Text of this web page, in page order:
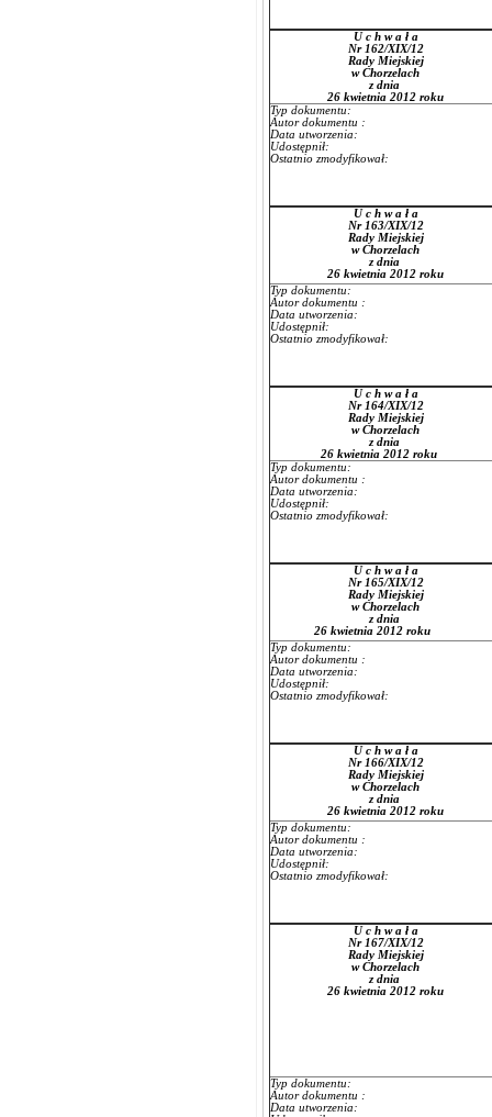
U c h w a ł a
Nr 162/XIX/12
Rady Miejskiej
w Chorzelach
z dnia
26 kwietnia 2012 roku
Typ dokumentu:
Autor dokumentu :
Data utworzenia:
Udostępnił:
Ostatnio zmodyfikował:
U c h w a ł a
Nr 163/XIX/12
Rady Miejskiej
w Chorzelach
z dnia
26 kwietnia 2012 roku
Typ dokumentu:
Autor dokumentu :
Data utworzenia:
Udostępnił:
Ostatnio zmodyfikował:
U c h w a ł a
Nr 164/XIX/12
Rady Miejskiej
w Chorzelach
z dnia
26 kwietnia 2012 roku
Typ dokumentu:
Autor dokumentu :
Data utworzenia:
Udostępnił:
Ostatnio zmodyfikował:
U c h w a ł a
Nr 165/XIX/12
Rady Miejskiej
w Chorzelach
z dnia
26 kwietnia 2012 roku
Typ dokumentu:
Autor dokumentu :
Data utworzenia:
Udostępnił:
Ostatnio zmodyfikował:
U c h w a ł a
Nr 166/XIX/12
Rady Miejskiej
w Chorzelach
z dnia
26 kwietnia 2012 roku
Typ dokumentu:
Autor dokumentu :
Data utworzenia:
Udostępnił:
Ostatnio zmodyfikował:
U c h w a ł a
Nr 167/XIX/12
Rady Miejskiej
w Chorzelach
z dnia
26 kwietnia 2012 roku
Typ dokumentu:
Autor dokumentu :
Data utworzenia: